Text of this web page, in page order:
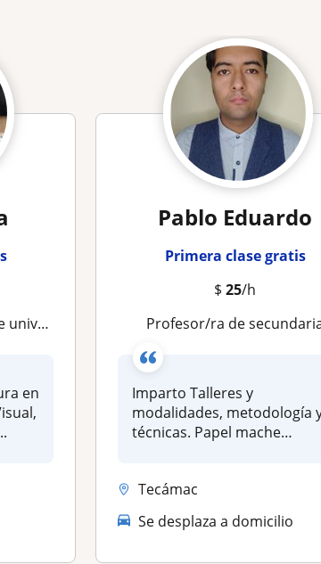
en
Pablo Eduardo
Primera clase gratis
$25/h
Profesor/ra de
Imparto Talleres y
modalidades, metodología
técnicas. Papel mache
Tecámac
Se desplaza a domicilio